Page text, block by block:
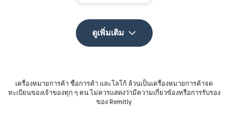
ดูเพิ่มเติม
เครื่องหมายการค้า ชื่อการค้า และโลโก้ ล้วนเป็นเครื่องหมายการค้าจด
ทะเบียนของเจ้าของทุก ๆ คน ไม่ควรแสดงว่ามีความเกี่ยวข้องหรือการรับรอง
ของ Remitly